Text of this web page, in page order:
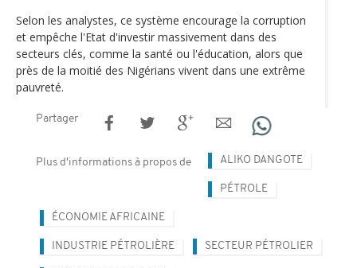
Selon les analystes, ce système encourage la corruption
et empêche l'Etat d'investir massivement dans des
secteurs clés, comme la santé ou l'éducation, alors que
près de la moitié des Nigérians vivent dans une extrême
pauvreté.
Partager
Plus d'informations à propos de ALIKO DANGOTE
PÉTROLE
ÉCONOMIE AFRICAINE
INDUSTRIE PÉTROLIÈRE SECTEUR PÉTROLIER